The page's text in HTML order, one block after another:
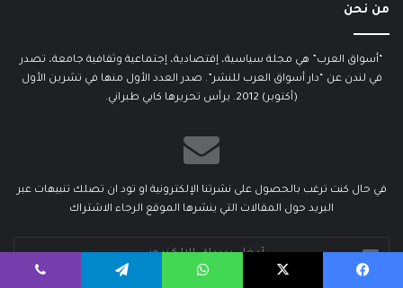
من نحن
“أسواق العرب” هي مجلة سياسية، إقتصادية، إجتماعية وثقافية جامعة، تصدر
في لندن عن “دار أسواق العرب للنشر”. صدر العدد الأول منها في تشرين الأول
(أكتوبر) 2012. يرأس تحريرها كابي طبراني.
في حال كنت ترغب بالحصول على نشرتنا الإلكترونية او تود ان تصلك تنبيهات عبر
البريد حول المقالات التي ينشرها الموقع الرجاء الاشتراك
بريدك